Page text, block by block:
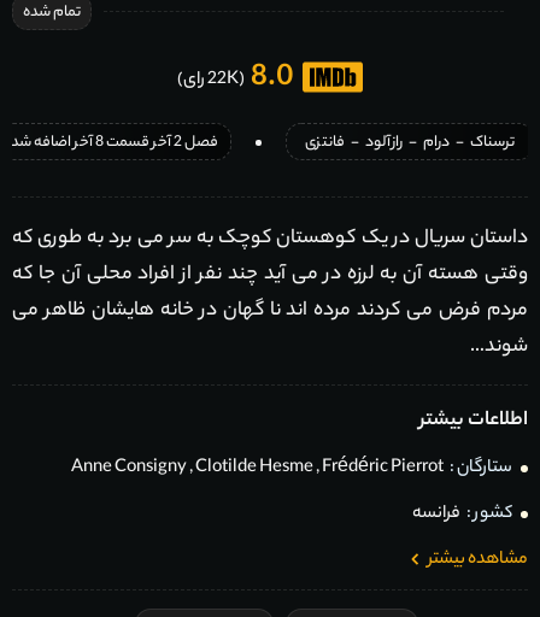
تمام شده
8.0 (22K رای)
ترسناک - درام - رازآلود - فانتزی فصل 2 آخر قسمت 8 آخر اضافه شد
داستان سریال در یک کوهستان کوچک به سر می برد به طوری که
وقتی هسته آن به لرزه در می آید چند نفر از افراد محلی آن جا که
مردم فرض می کردند مرده اند نا گهان در خانه هایشان ظاهر می
شوند…
اطلاعات بیشتر
ستارگان : Anne Consigny,Clotilde Hesme,Frédéric Pierrot
کشور : فرانسه
مشاهده بیشتر